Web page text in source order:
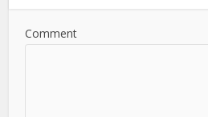
Comment